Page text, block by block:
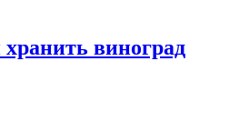
виноград